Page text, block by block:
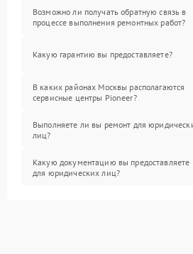
Возможно ли получать обратную связь в
процессе выполнения ремонтных работ?
Какую гарантию вы предоставляете?
В каких районах Москвы располагаются
сервисные центры Pioneer?
Выполняете ли вы ремонт для
лиц?
Какую документацию вы предоставляете
для юридических лиц?